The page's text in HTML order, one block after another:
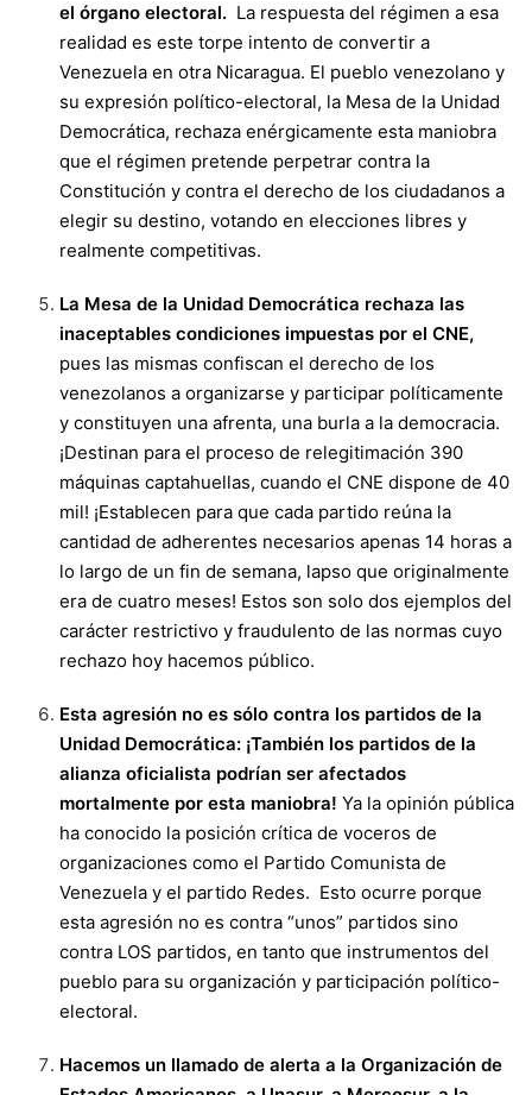
el órgano electoral. La respuesta del régimen a esa
realidad es este torpe intento de convertir a
Venezuela en otra Nicaragua. El pueblo venezolano y
su expresión político-electoral, la Mesa de la Unidad
Democrática, rechaza enérgicamente esta maniobra
que el régimen pretende perpetrar contra la
Constitución y contra el derecho de los ciudadanos a
elegir su destino, votando en elecciones libres y
realmente competitivas.
La Mesa de la Unidad Democrática rechaza las
inaceptables condiciones impuestas por el CNE,
pues las mismas confiscan el derecho de los
venezolanos a organizarse y participar políticamente
y constituyen una afrenta, una burla a la democracia.
¡Destinan para el proceso de relegitimación 390
máquinas captahuellas, cuando el CNE dispone de 40
mil! ¡Establecen para que cada partido reúna la
cantidad de adherentes necesarios apenas 14 horas a
lo largo de un fin de semana, lapso que originalmente
era de cuatro meses! Estos son solo dos ejemplos del
carácter restrictivo y fraudulento de las normas cuyo
rechazo hoy hacemos público.
Esta agresión no es sólo contra los partidos de la
Unidad Democrática: ¡También los partidos de la
alianza oficialista podrían ser afectados
mortalmente por esta maniobra! Ya la opinión pública
ha conocido la posición crítica de voceros de
organizaciones como el Partido Comunista de
Venezuela y el partido Redes. Esto ocurre porque
esta agresión no es contra “unos” partidos sino
contra LOS partidos, en tanto que instrumentos del
pueblo para su organización y participación político-
electoral.
Hacemos un llamado de alerta a la Organización de